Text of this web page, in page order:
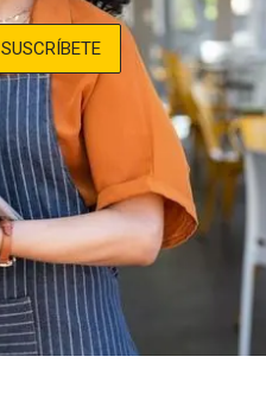
SUSCRÍBETE